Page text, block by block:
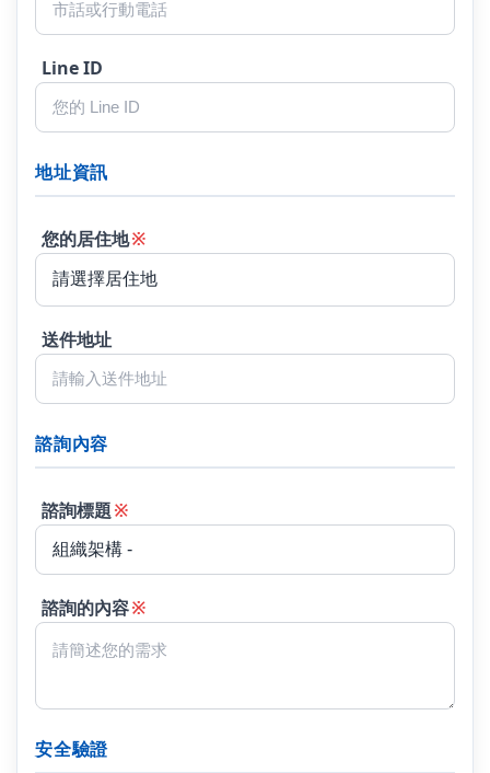
Line ID
地址資訊
您的居住地※
送件地址
諮詢內容
諮詢標題※
諮詢的內容※
安全驗證